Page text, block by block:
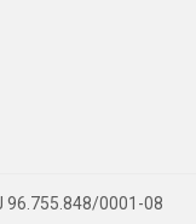
96.755.848/0001-08